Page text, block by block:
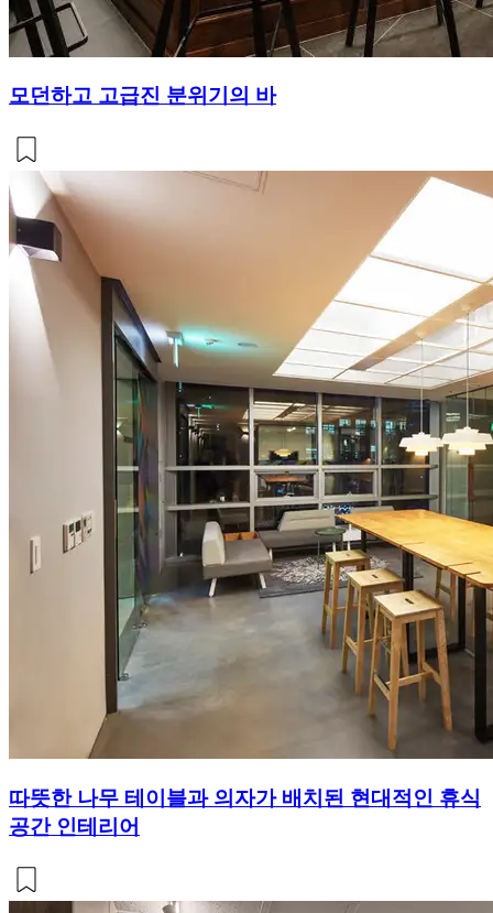
모던하고 고급진 분위기의 바
따뜻한 나무 테이블과 의자가 배치된 현대적인 휴식
공간 인테리어